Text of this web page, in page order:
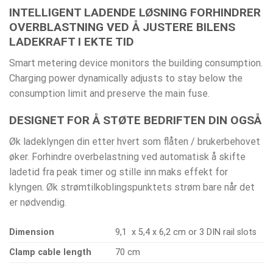
INTELLIGENT LADENDE LØSNING FORHINDRER
OVERBLASTNING VED Å JUSTERE BILENS
LADEKRAFT I EKTE TID
Smart metering device monitors the building consumption.
Charging power dynamically adjusts to stay below the
consumption limit and preserve the main fuse.
DESIGNET FOR Å STØTE BEDRIFTEN DIN OGSÅ
Øk ladeklyngen din etter hvert som flåten / brukerbehovet
øker. Forhindre overbelastning ved automatisk å skifte
ladetid fra peak timer og stille inn maks effekt for
klyngen. Øk strømtilkoblingspunktets strøm bare når det
er nødvendig.
Dimension
9,1 x 5,4 x 6,2 cm or 3 DIN rail slots
Clamp cable length
70 cm